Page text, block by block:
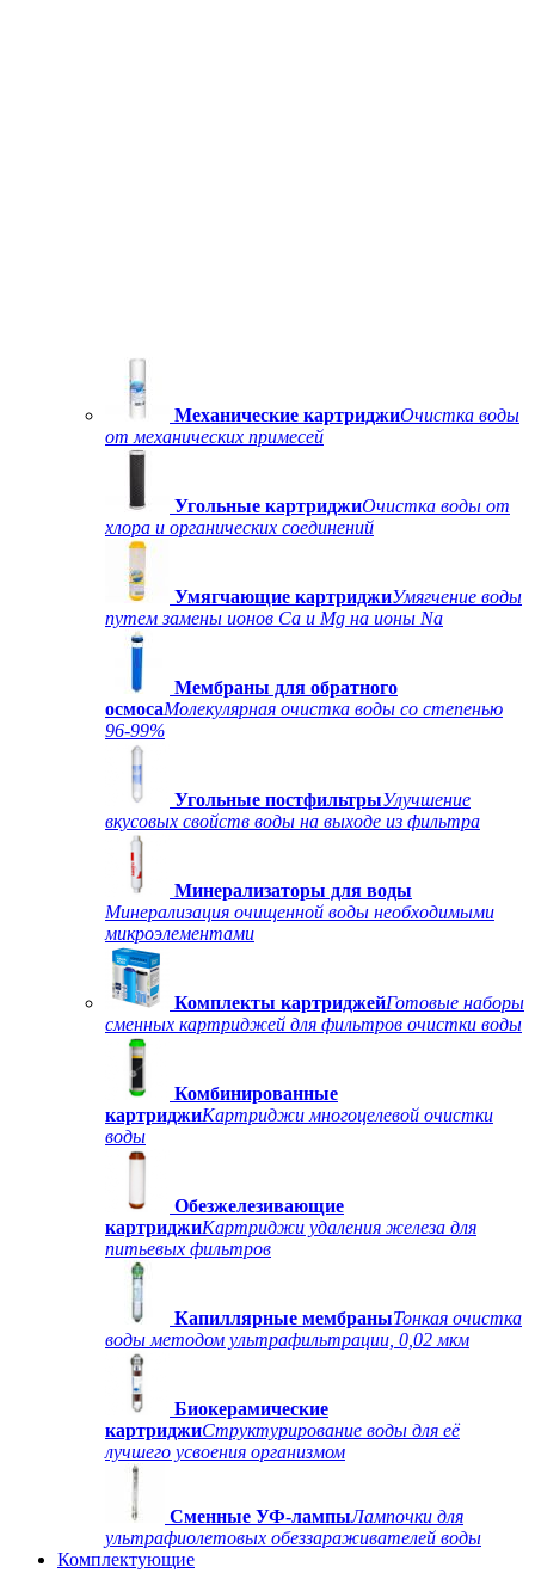
Механические картриджиОчистка воды
от механических примесей
Угольные картриджиОчистка воды от
хлора и органических соединений
Умягчающие картриджиУмягчение воды
путем замены ионов Ca и Mg на ионы Na
Мембраны для обратного
осмосаМолекулярная очистка воды со степенью
96-99%
Угольные постфильтрыУлучшение
вкусовых свойств воды на выходе из фильтра
Минерализаторы для воды
Минерализация очищенной воды необходимыми
микроэлементами
Комплекты картриджейГотовые наборы
сменных картриджей для фильтров очистки воды
Комбинированные
картриджиКартриджи многоцелевой очистки
воды
Обезжелезивающие
картриджиКартриджи удаления железа для
питьевых фильтров
Капиллярные мембраныТонкая очистка
воды методом ультрафильтрации, 0,02 мкм
Биокерамические
картриджиСтруктурирование воды для её
лучшего усвоения организмом
Сменные УФ-лампыЛампочки для
ультрафиолетовых обеззараживателей воды
Комплектующие